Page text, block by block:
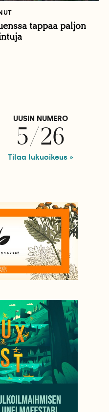
tappaa paljon
UUSIN NUMERO
5/26
Tilaa lukuoikeus »